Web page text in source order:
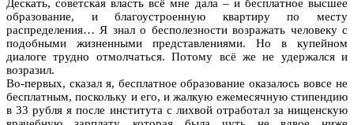
Дескать, советская власть всё мне дала – и бесплатное высшее
образование, и благоустроенную квартиру по месту
распределения… Я знал о бесполезности возражать человеку с
подобными жизненными представлениями. Но в купейном
диалоге трудно отмолчаться. Потому всё же не удержался и
возразил.
Во-первых, сказал я, бесплатное образование оказалось вовсе не
бесплатным, поскольку и его, и жалкую ежемесячную стипендию
в 33 рубля я после института с лихвой отработал за нищенскую